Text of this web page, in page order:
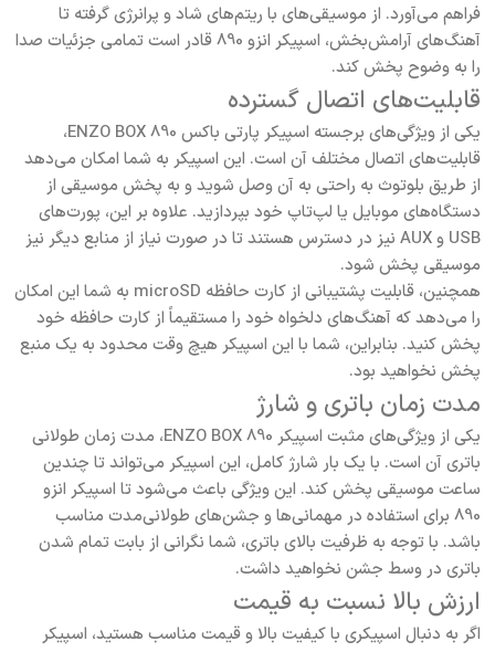
فراهم می‌آورد. از موسیقی‌های با ریتم‌های شاد و پرانرژی گرفته تا
آهنگ‌های آرامش‌بخش، اسپیکر انزو 890 قادر است تمامی جزئیات صدا
را به وضوح پخش کند.
قابلیت‌های اتصال گسترده
یکی از ویژگی‌های برجسته اسپیکر پارتی باکس ENZO BOX 890،
قابلیت‌های اتصال مختلف آن است. این اسپیکر به شما امکان می‌دهد
از طریق بلوتوث به راحتی به آن وصل شوید و به پخش موسیقی از
دستگاه‌های موبایل یا لپ‌تاپ خود بپردازید. علاوه بر این، پورت‌های
USB و AUX نیز در دسترس هستند تا در صورت نیاز از منابع دیگر نیز
موسیقی پخش شود.
همچنین، قابلیت پشتیبانی از کارت حافظه microSD به شما این امکان
را می‌دهد که آهنگ‌های دلخواه خود را مستقیماً از کارت حافظه خود
پخش کنید. بنابراین، شما با این اسپیکر هیچ وقت محدود به یک منبع
پخش نخواهید بود.
مدت زمان باتری و شارژ
یکی از ویژگی‌های مثبت اسپیکر ENZO BOX 890، مدت زمان طولانی
باتری آن است. با یک بار شارژ کامل، این اسپیکر می‌تواند تا چندین
ساعت موسیقی پخش کند. این ویژگی باعث می‌شود تا اسپیکر انزو
890 برای استفاده در مهمانی‌ها و جشن‌های طولانی‌مدت مناسب
باشد. با توجه به ظرفیت بالای باتری، شما نگرانی از بابت تمام شدن
باتری در وسط جشن نخواهید داشت.
ارزش بالا نسبت به قیمت
اگر به دنبال اسپیکری با کیفیت بالا و قیمت مناسب هستید، اسپیکر